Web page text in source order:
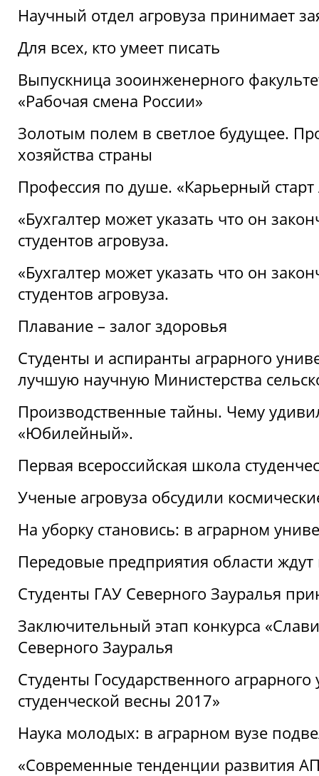
Научный отдел агровуза принимает
Для всех, кто умеет писать
Выпускница зооинженерного
«Рабочая смена России»
Золотым полем в светлое будущее.
хозяйства страны
Профессия по душе. «Карьерный
«Бухгалтер может указать что он
студентов агровуза.
«Бухгалтер может указать что он
студентов агровуза.
Плавание – залог здоровья
Студенты и аспиранты аграрного
лучшую научную Министерства
Производственные тайны. Чему
«Юбилейный».
Первая всероссийская школа
Ученые агровуза обсудили
На уборку становись: в аграрном
Передовые предприятия области ждут
Студенты ГАУ Северного Зауралья
Заключительный этап конкурса
Северного Зауралья
Студенты Государственного
студенческой весны 2017»
Наука молодых: в аграрном вузе
«Современные тенденции развития